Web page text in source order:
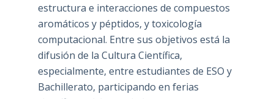
estructura e interacciones de compuestos
aromáticos y péptidos, y toxicología
computacional. Entre sus objetivos está la
difusión de la Cultura Científica,
especialmente, entre estudiantes de ESO y
Bachillerato, participando en ferias